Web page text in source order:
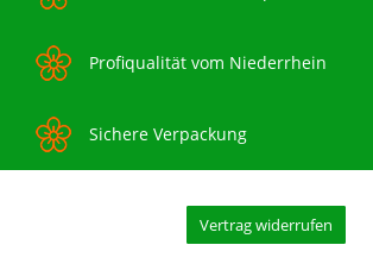
Profiqualität vom Niederrhein
Sichere Verpackung
Vertrag widerrufen